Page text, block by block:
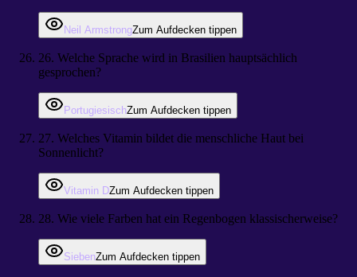
Neil ArmstrongZum Aufdecken tippen
26. Welche Sprache wird in Brasilien hauptsächlich
gesprochen?
PortugiesischZum Aufdecken tippen
27. Welches Vitamin bildet die menschliche Haut bei
Sonnenlicht?
Vitamin DZum Aufdecken tippen
28. Wie viele Farben hat ein Regenbogen klassischerweise?
SiebenZum Aufdecken tippen